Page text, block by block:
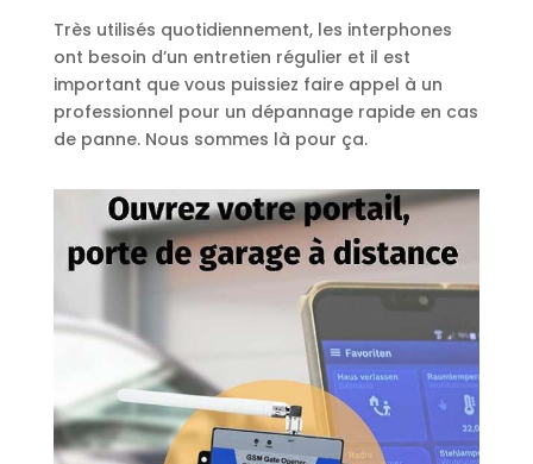
Très utilisés quotidiennement, les interphones
ont besoin d’un entretien régulier et il est
important que vous puissiez faire appel à un
professionnel pour un dépannage rapide en cas
de panne. Nous sommes là pour ça.